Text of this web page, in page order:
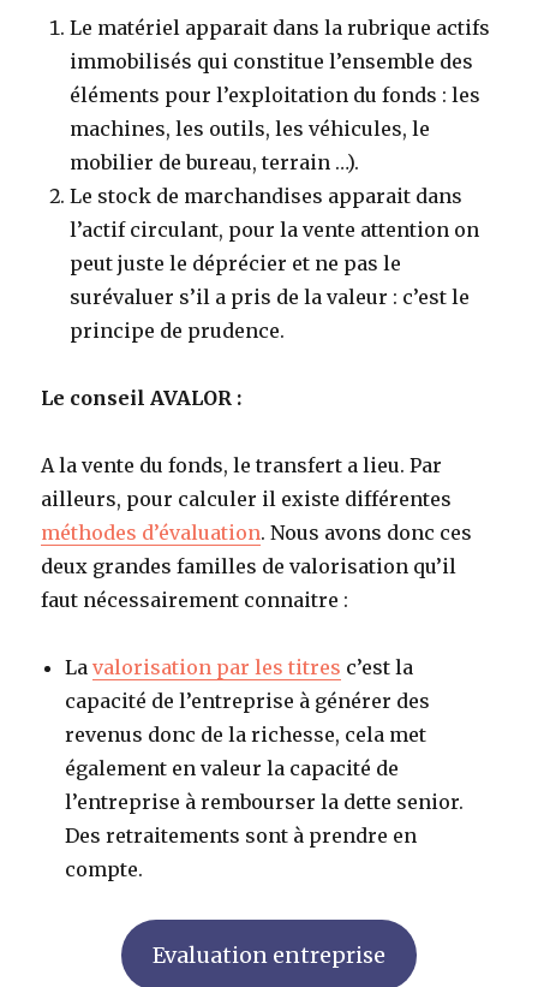
Le matériel apparait dans la rubrique actifs
immobilisés qui constitue l’ensemble des
éléments pour l’exploitation du fonds : les
machines, les outils, les véhicules, le
mobilier de bureau, terrain …).
Le stock de marchandises apparait dans
l’actif circulant, pour la vente attention on
peut juste le déprécier et ne pas le
surévaluer s’il a pris de la valeur : c’est le
principe de prudence.
Le conseil AVALOR :
A la vente du fonds, le transfert a lieu. Par
ailleurs, pour calculer il existe différentes
méthodes d’évaluation. Nous avons donc ces
deux grandes familles de valorisation qu’il
faut nécessairement connaitre :
Lavalorisation par les titres c’est la
capacité de l’entreprise à générer des
revenus donc de la richesse, cela met
également en valeur la capacité de
l’entreprise à rembourser la dette senior.
Des retraitements sont à prendre en
compte.
Evaluation entreprise